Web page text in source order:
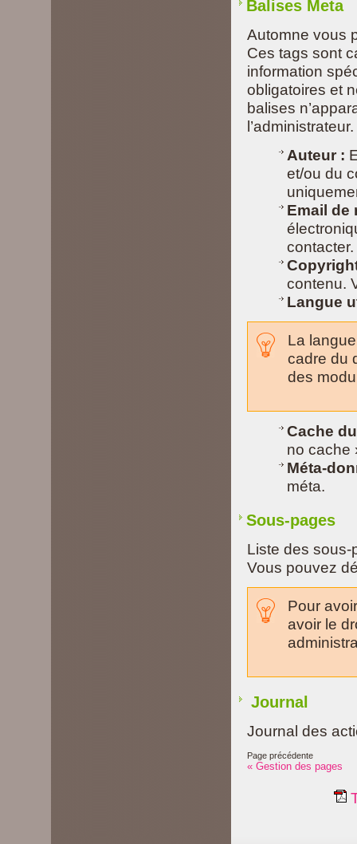
Balises Meta
Automne vous
Ces tags sont
information
obligatoires et
balises
l’administrateur.
Auteur :
et/ou du
Email de
contenu.
Langue
La
cadre du
des
Cache
no cache
Méta-
méta.
Sous-pages
Liste des
Vous pouvez
Pour
avoir le
Journal
Journal des
Page précédente
« Gestion des pages